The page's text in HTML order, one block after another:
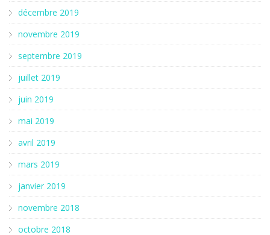
décembre 2019
novembre 2019
septembre 2019
juillet 2019
juin 2019
mai 2019
avril 2019
mars 2019
janvier 2019
novembre 2018
octobre 2018